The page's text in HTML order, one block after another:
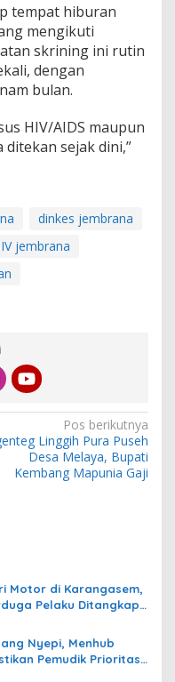
tempat hiburan
mengikuti
skrining ini rutin
dengan
bulan.
HIV/AIDS maupun
sejak dini,”
dinkes jembrana
jembrana
Pos berikutnya
Linggih Pura Puseh
Desa Melaya, Bupati
Kembang Mapunia Gaji
Motor di Karangasem,
Pelaku Ditangkap
Nyepi, Menhub
Pemudik Prioritas